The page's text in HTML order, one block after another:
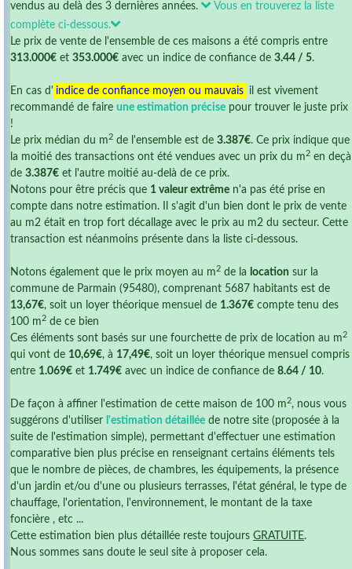
vendus au delà des 3 dernières années.
Vous en trouverez la liste
complète ci-dessous.
Le prix de vente de l'ensemble de ces maisons a été compris entre
313.000€ et 353.000€ avec un indice de confiance de 3.44 / 5.
En cas d' indice de confiance moyen ou mauvais il est vivement
recommandé de faire une estimation précise pour trouver le juste prix
!
Le prix médian du m 2 de l'ensemble est de 3.387€. Ce prix indique que
la moitié des transactions ont été vendues avec un prix du m 2 en deçà
de 3.387€ et l'autre moitié au-delà de ce prix.
Notons pour être précis que 1 valeur extrême n'a pas été prise en
compte dans notre estimation. Il s'agit d'un bien dont le prix de vente
au m2 était en trop fort décallage avec le prix au m2 du secteur. Cette
transaction est néanmoins présente dans la liste ci-dessous.
Notons également que le prix moyen au m 2 de la location sur la
commune de Parmain (95480), comprenant 5687 habitants est de
13,67€, soit un loyer théorique mensuel de 1.367€ compte tenu des
100 m 2 de ce bien
Ces éléments sont basés sur une fourchette de prix de location au m 2
qui vont de 10,69€, à 17,49€, soit un loyer théorique mensuel compris
entre 1.069€ et 1.749€ avec un indice de confiance de 8.64 / 10.
De façon à affiner l'estimation de cette maison de 100 m 2, nous vous
suggérons d'utiliser l'estimation détaillée de notre site (proposée à la
suite de l'estimation simple), permettant d'effectuer une estimation
comparative bien plus précise en renseignant certains éléments tels
que le nombre de pièces, de chambres, les équipements, la présence
d'un jardin et/ou d'une ou plusieurs terrasses, l'état général, le type de
chauffage, l'orientation, l'environnement, le montant de la taxe
foncière , etc ...
Cette estimation bien plus détaillée reste toujours GRATUITE.
Nous sommes sans doute le seul site à proposer cela.